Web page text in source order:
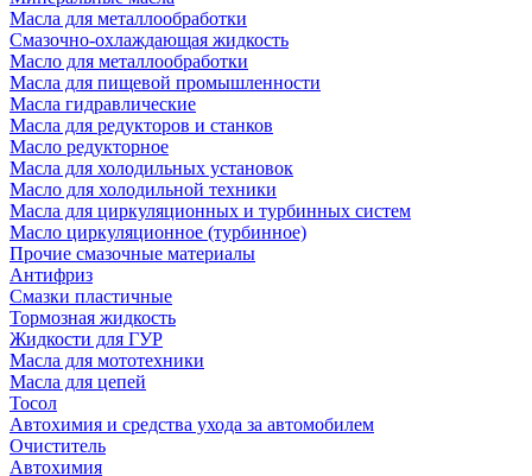
Масла для металлообработки
Смазочно-охлаждающая жидкость
Масло для металлообработки
Масла для пищевой промышленности
Масла гидравлические
Масла для редукторов и станков
Масло редукторное
Масла для холодильных установок
Масло для холодильной техники
Масла для циркуляционных и турбинных систем
Масло циркуляционное (турбинное)
Прочие смазочные материалы
Антифриз
Смазки пластичные
Тормозная жидкость
Жидкости для ГУР
Масла для мототехники
Масла для цепей
Тосол
Автохимия и средства ухода за автомобилем
Очиститель
Автохимия